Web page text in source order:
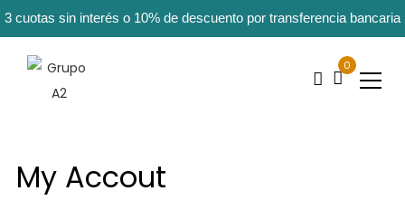
3 cuotas sin interés o 10% de descuento por transferencia bancaria
0
My Accout